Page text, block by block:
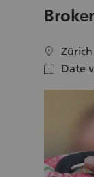
location Zürich
calendar Date